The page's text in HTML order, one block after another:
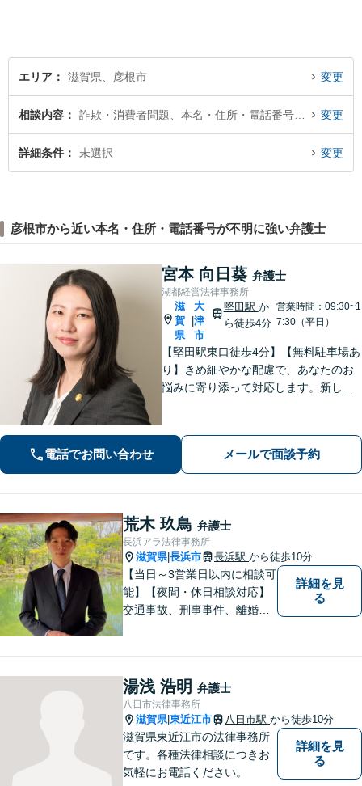
エリア 滋賀県、彦根市 変更
相談内容 変更
詳細条件 未選択 変更
彦根市から近い本名・住所・電話番号が不明に強い弁護士
宮本 向日葵 弁護士
湖都経営法律事務所
滋
賀
県
大
津
市
堅田駅 か
ら徒歩4分
営業時間：09:30~1
7:30（平日）
【堅田駅東口徒歩4分】【無料駐車場あ
り】きめ細やかな配慮で、あなたのお
悩みに寄り添って対応します。新しい
にご相談ください。
電話でお問い合わせ メールで面談予約
荒木 玖鳥 弁護士
長浜アラ法律事務所
滋賀県|長浜市 長浜駅 から徒歩10分
【当日～3営業日以内に相談可
能】【夜間・休日相談対応】
交通事故、刑事事件、離婚・
詳細を見
る
湯浅 浩明 弁護士
八日市法律事務所
滋賀県|東近江市 八日市駅 から徒歩10分
滋賀県東近江市の法律事務所
です。各種法律相談につきお
気軽にお電話ください。
詳細を見
る